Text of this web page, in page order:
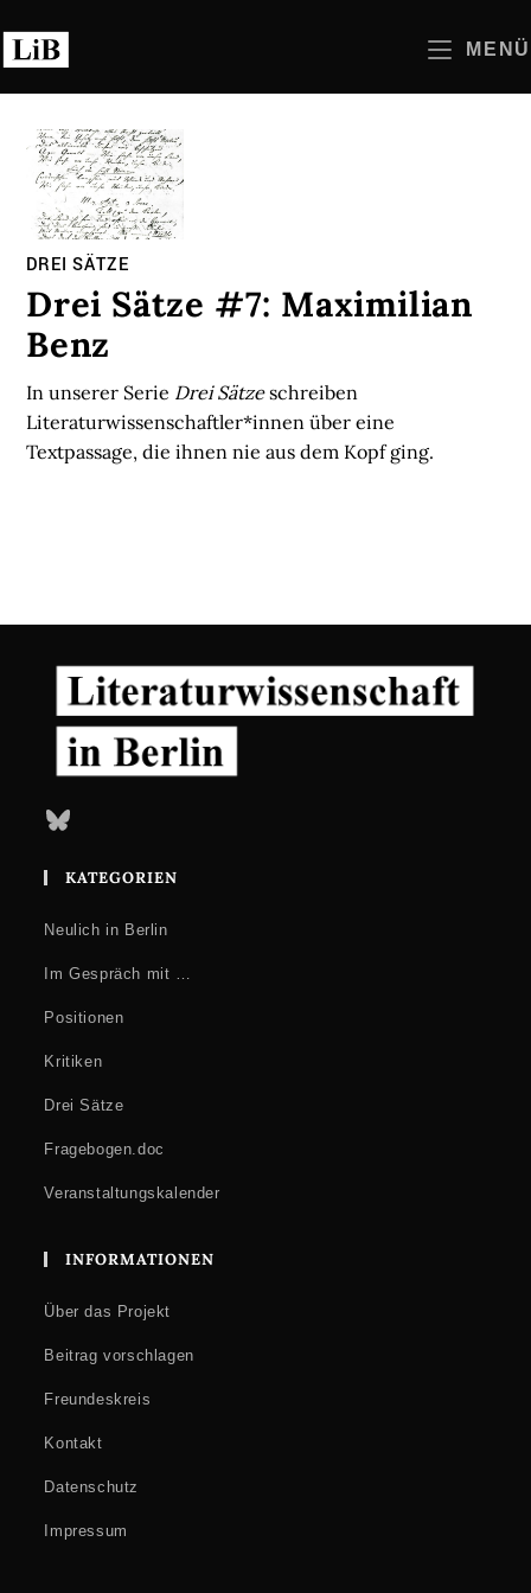
Inhalt
springen
MENÜ
DREI SÄTZE
Drei Sätze #7: Maximilian
Benz
In unserer Serie Drei Sätzeschreiben
Literaturwissenschaftler*innen über eine
Textpassage, die ihnen nie aus dem Kopf ging.
Bluesky
KATEGORIEN
Neulich in Berlin
Im Gespräch mit …
Positionen
Kritiken
Drei Sätze
Fragebogen.doc
Veranstaltungskalender
INFORMATIONEN
Über das Projekt
Beitrag vorschlagen
Freundeskreis
Kontakt
Datenschutz
Impressum